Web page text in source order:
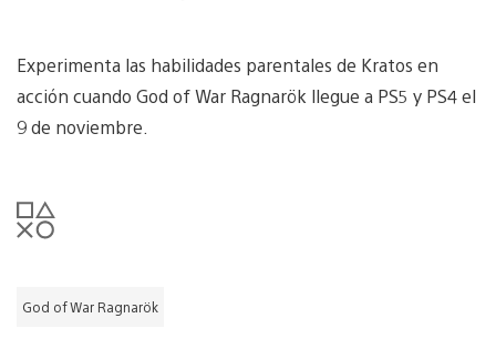
Experimenta las habilidades parentales de Kratos en
acción cuando God of War Ragnarök llegue a PS5 y PS4 el
9 de noviembre.
God of War Ragnarök